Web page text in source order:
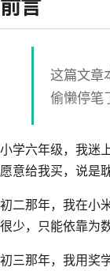
前言
这篇文章
偷懒停笔
小学六年级，我迷
愿意给我买，说是
初二那年，我在小
很少，只能依靠为
初三那年，我用奖